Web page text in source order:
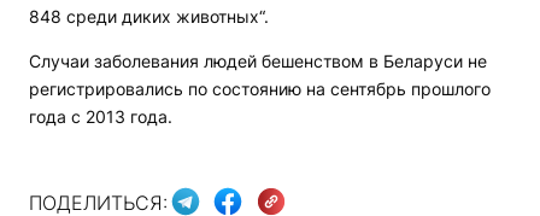
848 среди диких животных“.
Случаи заболевания людей бешенством в Беларуси не
регистрировались по состоянию на сентябрь прошлого
года с 2013 года.
ПОДЕЛИТЬСЯ: